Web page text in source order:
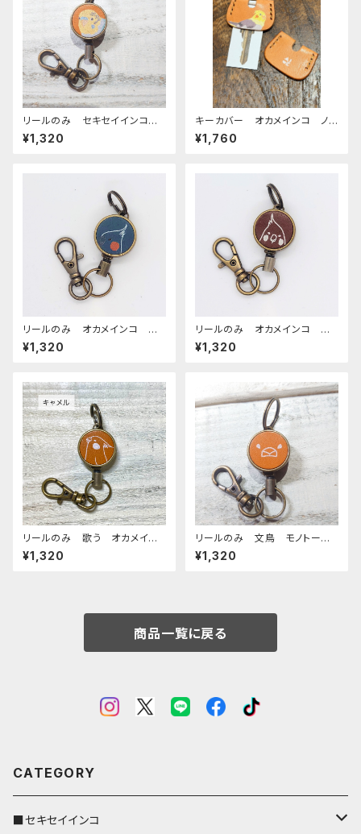
リールのみ セキセイインコ
レインボー キャメル せきせ
いいんこ
¥1,320
キーカバー オカメインコ ノ
ーマル ヌメ おかめいんこ
¥1,760
リールのみ オカメインコ 横
顔 モノトーン ネイビー お
かめいんこ
¥1,320
リールのみ オカメインコ モノ
トーン ブラウン おかめいん
こ
¥1,320
リールのみ 歌う オカメイン
コ モノトーン キャメル おか
めいんこ
¥1,320
リールのみ 文鳥 モノトー
ン キャメル ぶんちょう ブン
チョウ
¥1,320
商品一覧に戻る
CATEGORY
■セキセイインコ